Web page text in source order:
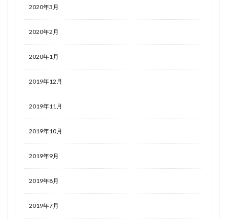
2020年3月
2020年2月
2020年1月
2019年12月
2019年11月
2019年10月
2019年9月
2019年8月
2019年7月